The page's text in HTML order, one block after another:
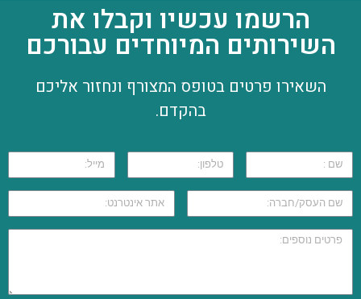
הרשמו עכשיו וקבלו את
השירותים המיוחדים עבורכם
השאירו פרטים בטופס המצורף ונחזור אליכם
בהקדם.